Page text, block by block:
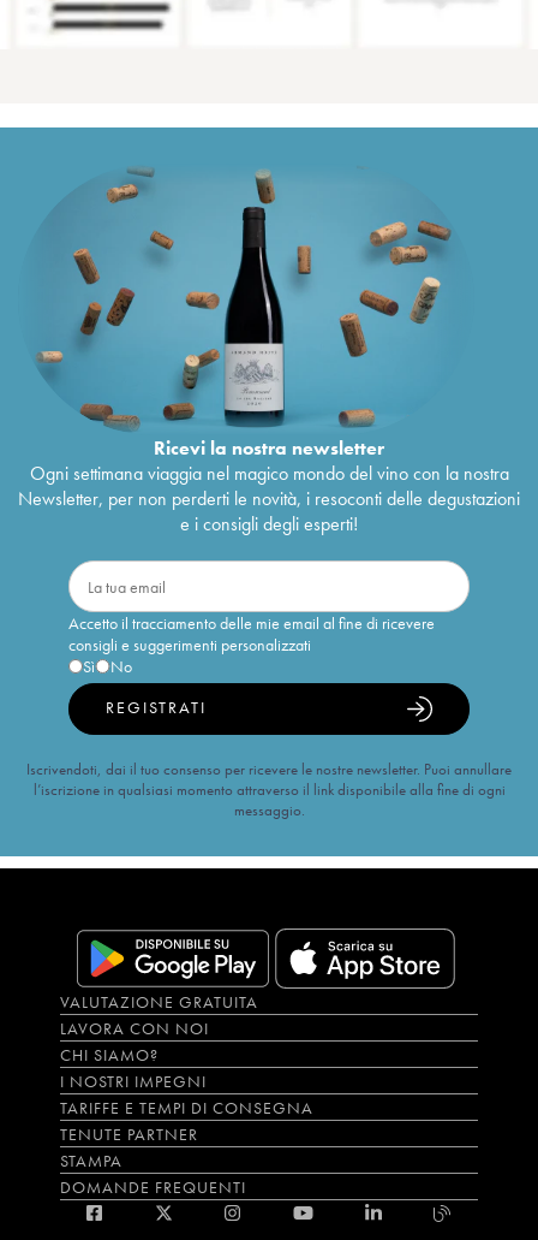
Ricevi la nostra newsletter
Ogni settimana viaggia nel magico mondo del vino con la nostra
Newsletter, per non perderti le novità, i resoconti delle degustazioni
e i consigli degli esperti!
Accetto il tracciamento delle mie email al fine di ricevere
consigli e suggerimenti personalizzati
Sì
No
REGISTRATI
Iscrivendoti, dai il tuo consenso per ricevere le nostre newsletter. Puoi annullare
l’iscrizione in qualsiasi momento attraverso il link disponibile alla fine di ogni
messaggio.
VALUTAZIONE GRATUITA
LAVORA CON NOI
CHI SIAMO?
I NOSTRI IMPEGNI
TARIFFE E TEMPI DI CONSEGNA
TENUTE PARTNER
STAMPA
DOMANDE FREQUENTI